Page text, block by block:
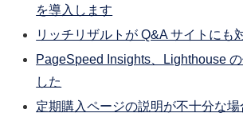
を導入します
リッチリザルトが Q&A サイトにも
PageSpeed Insights、Lighthouse
した
定期購入ページの説明が不十分な